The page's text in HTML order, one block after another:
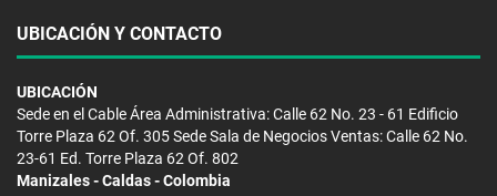
UBICACIÓN Y CONTACTO
UBICACIÓN
Sede en el Cable Área Administrativa: Calle 62 No. 23 - 61 Edificio
Torre Plaza 62 Of. 305 Sede Sala de Negocios Ventas: Calle 62 No.
23-61 Ed. Torre Plaza 62 Of. 802
Manizales - Caldas - Colombia